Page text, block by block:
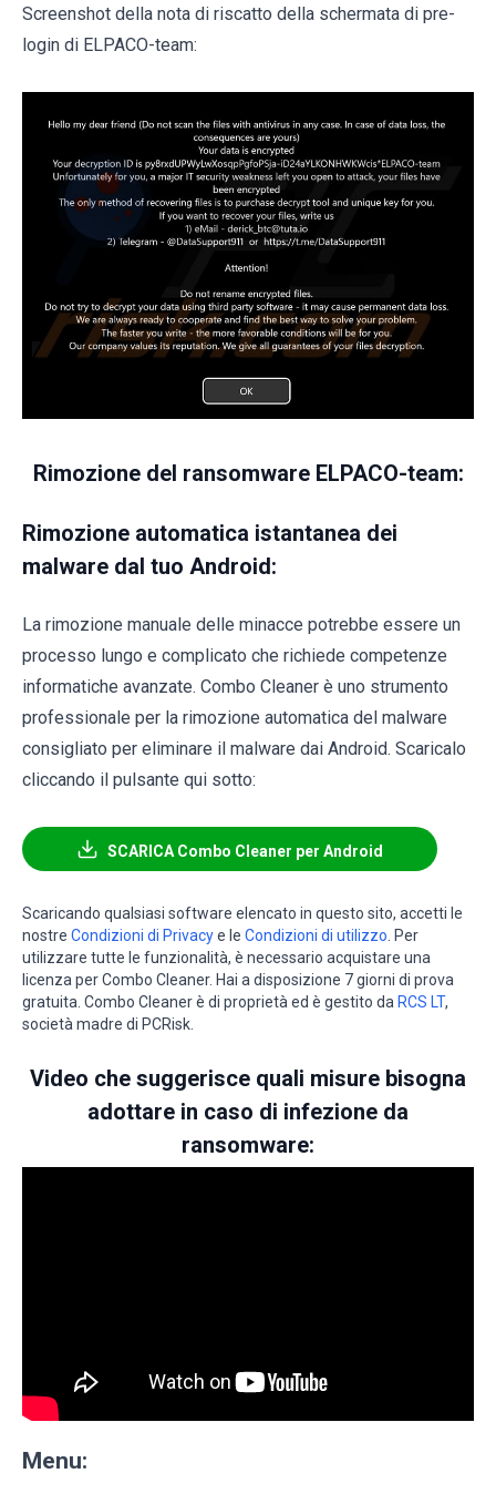
Screenshot della nota di riscatto della schermata di pre-
login di ELPACO-team:
Rimozione del ransomware ELPACO-team:
Rimozione automatica istantanea dei
malware dal tuo Android:
La rimozione manuale delle minacce potrebbe essere un
processo lungo e complicato che richiede competenze
informatiche avanzate. Combo Cleaner è uno strumento
professionale per la rimozione automatica del malware
consigliato per eliminare il malware dai Android. Scaricalo
cliccando il pulsante qui sotto:
SCARICA Combo Cleaner per Android
Scaricando qualsiasi software elencato in questo sito, accetti le
nostre Condizioni di Privacye le Condizioni di utilizzo . Per
utilizzare tutte le funzionalità, è necessario acquistare una
licenza per Combo Cleaner. Hai a disposizione 7 giorni di prova
gratuita. Combo Cleaner è di proprietà ed è gestito da RCS LT,
società madre di PCRisk.
Video che suggerisce quali misure bisogna
adottare in caso di infezione da
ransomware:
Menu: